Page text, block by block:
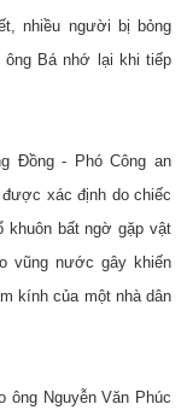
nhiều người bị bỏng
ông Bá nhớ lại khi tiếp
Đồng - Phó Công an
được xác định do chiếc
khuôn bất ngờ gặp vật
vũng nước gây khiến
kính của một nhà dân
Nguyễn Văn Phúc